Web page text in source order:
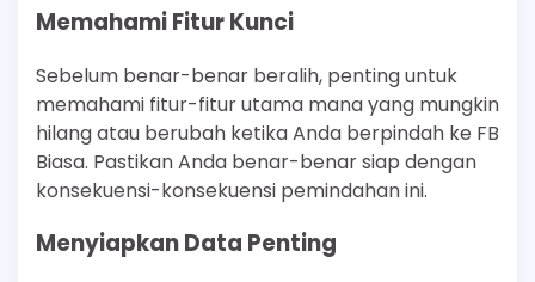
Memahami Fitur Kunci
Sebelum benar-benar beralih, penting untuk
memahami fitur-fitur utama mana yang mungkin
hilang atau berubah ketika Anda berpindah ke FB
Biasa. Pastikan Anda benar-benar siap dengan
konsekuensi-konsekuensi pemindahan ini.
Menyiapkan Data Penting